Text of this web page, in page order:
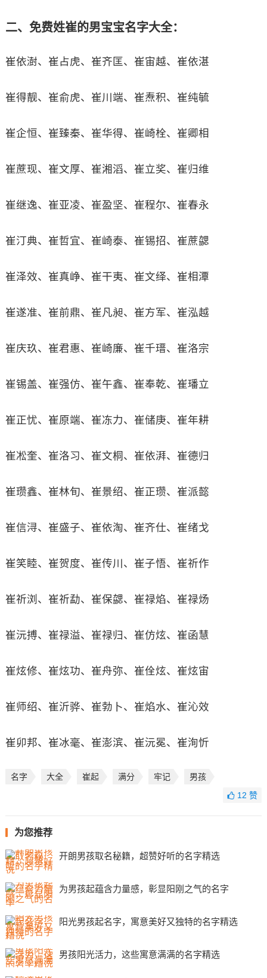
二、免费姓崔的男宝宝名字大全：
崔依澍、崔占虎、崔齐匡、崔宙越、崔依湛
崔得靓、崔俞虎、崔川端、崔焘积、崔纯毓
崔企恒、崔臻秦、崔华得、崔崎栓、崔卿相
崔蔗现、崔文厚、崔湘滔、崔立奖、崔归维
崔继逸、崔亚凌、崔盈坚、崔程尔、崔春永
崔汀典、崔哲宜、崔崎泰、崔锡招、崔蔗勰
崔泽效、崔真峥、崔干夷、崔文绎、崔相潭
崔遂准、崔前鼎、崔凡昶、崔方军、崔泓越
崔庆玖、崔君惠、崔崎廉、崔千瑨、崔洛宗
崔锡盖、崔强仿、崔午鑫、崔奉乾、崔璠立
崔正忧、崔原端、崔冻力、崔储庚、崔年耕
崔凇奎、崔洛习、崔文桐、崔依湃、崔德归
崔瓒鑫、崔林旬、崔景绍、崔正瓒、崔派懿
崔信浔、崔盛子、崔依淘、崔齐仕、崔绪戈
崔笑睦、崔贺度、崔传川、崔子悟、崔祈作
崔祈浏、崔祈勐、崔保勰、崔禄焰、崔禄炀
崔沅搏、崔禄溢、崔禄归、崔仿炫、崔函慧
崔炫修、崔炫功、崔舟弥、崔佺炫、崔炫宙
崔师绍、崔沂骅、崔勃卜、崔焰水、崔沁效
崔卯邦、崔冰毫、崔澎滨、崔沅冕、崔洵忻
名字 大全 崔起 满分 牢记
男孩
12赞
为您推荐
开朗男孩取名秘籍，超赞好听的名字精选
为男孩起蕴含力量感，彰显阳刚之气的名字
阳光男孩起名字，寓意美好又独特的名字精选
男孩阳光活力，这些寓意满满的名字精选